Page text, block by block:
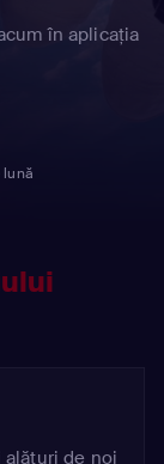
în aplicația
de noi